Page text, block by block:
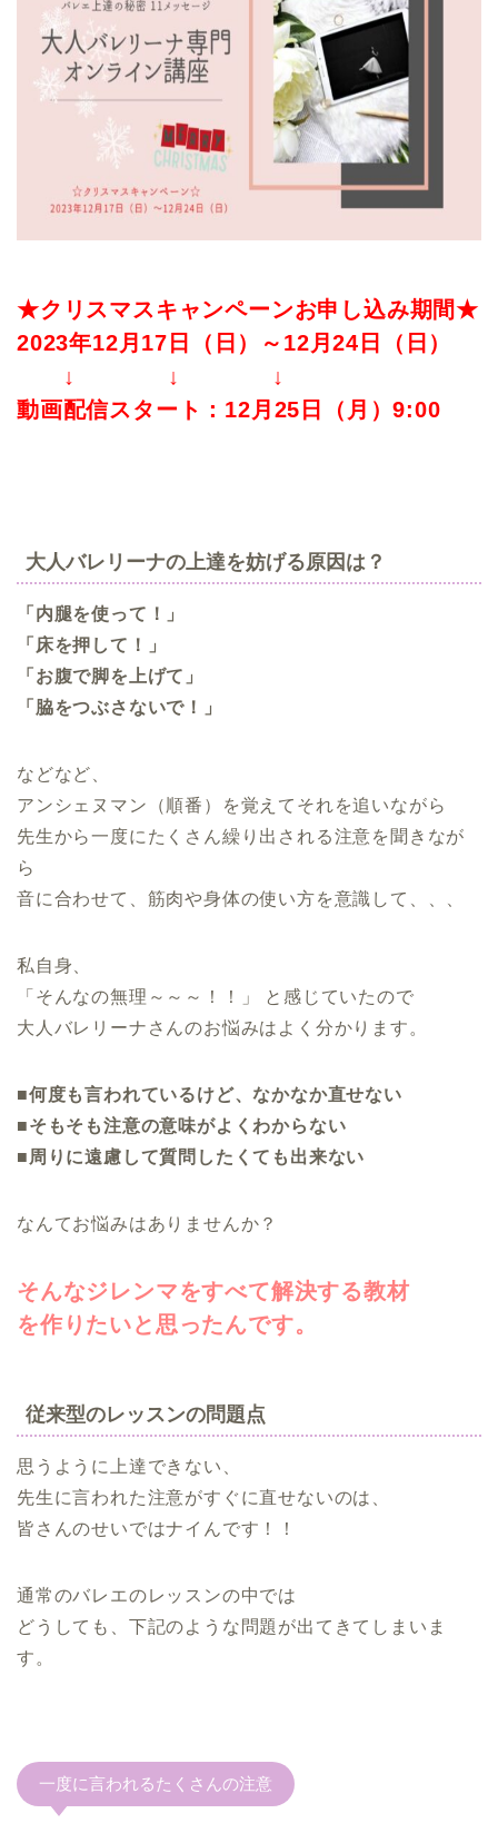
★クリスマス キャンペーンお申し込み期間★
2023年12月17日（日）～12月24日（日）
↓ ↓ ↓
動画配信スタート：12月25日（月）9:00
大人バレリーナの上達を妨げる原因は？
「内腿を使って！」
「床を押して！」
「お腹で脚を上げて」
「脇をつぶさないで！」
などなど、
アンシェヌマン（順番）を覚えてそれを追いながら
先生から一度にたくさん繰り出される注意を聞きなが
ら
音に合わせて、筋肉や身体の使い方を意識して、、、
私自身、
「そんなの無理～～～！！」 と感じていたので
大人バレリーナさんのお悩みはよく分かります。
■何度も言われているけど、なかなか直せない
■そもそも注意の意味がよくわからない
■周りに遠慮して質問したくても出来ない
なんてお悩みはありませんか？
そんなジレンマをすべて解決する教材
を作りたいと思ったんです。
従来型のレッスンの問題点
思うように上達できない、
先生に言われた注意がすぐに直せないのは、
皆さんのせいではナイんです！！
通常のバレエのレッスンの中では
どうしても、下記のような問題が出てきてしまいま
す。
一度に言われるたくさんの注意